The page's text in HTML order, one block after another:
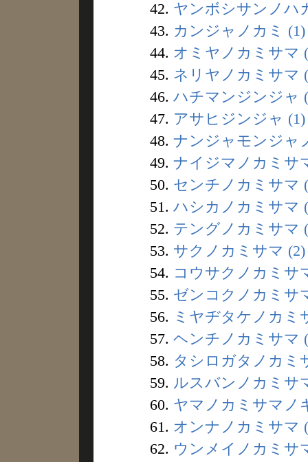
42. ヤンボシサンノハ
43. カンジャノカミ (1)
44. オミヤノカミサマ
45. ネリヤノカミサマ
46. ハチマンジンジャ
47. アサヒジンジャ (1)
48. ナンジャモンジャ
49. ナイジマノカミサ
50. センチノカミサマ
51. ハシカノカミサマ
52. テングノカミサマ
53. サクノカミサマ (2)
54. コウサクノカミサ
55. ゼンコクノカミサ
56. ミヤヂタケノカミ
57. ヘンチノカミサマ
58. タシロガタノカミ
59. ルスバンノカミサ
60. ヤマノカミサマノ
61. オンナノカミサマ
62. ウンメイノカミサ